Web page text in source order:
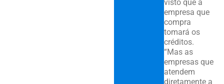
visto que a
empresa que
compra
tomará os
créditos.
“Mas as
empresas que
atendem
diretamente a